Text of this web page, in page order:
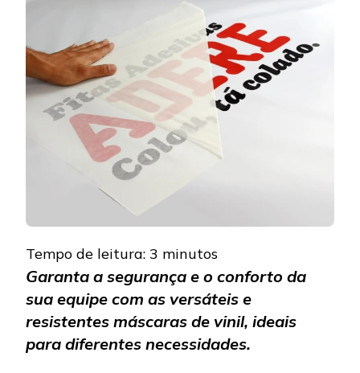
SOLUÇÃO
Tempo de leitura: 3 minutos
Garanta a segurança e o conforto da
sua equipe com as versáteis e
resistentes máscaras de vinil, ideais
para diferentes necessidades.